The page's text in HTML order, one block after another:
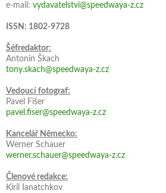
e-mail: vydavatelstvi@speedwaya-z.cz
ISSN: 1802-9728
Šéfredaktor:
Antonín Škach
tony.skach@speedwaya-z.cz
Vedoucí fotograf:
Pavel Fišer
pavel.fiser@speedwaya-z.cz
Kancelář Německo:
Werner Schauer
werner.schauer@speedwaya-z.cz
Členové redakce:
Kiril Ianatchkov